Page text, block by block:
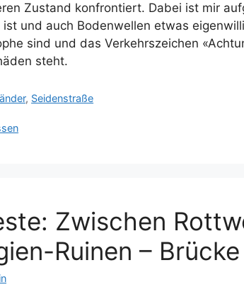
Zustand konfrontiert. Dabei ist mir
ist und auch Bodenwellen etwas
sind und das Verkehrszeichen
steht.
, Seidenstraße
Zwischen
Ruinen –